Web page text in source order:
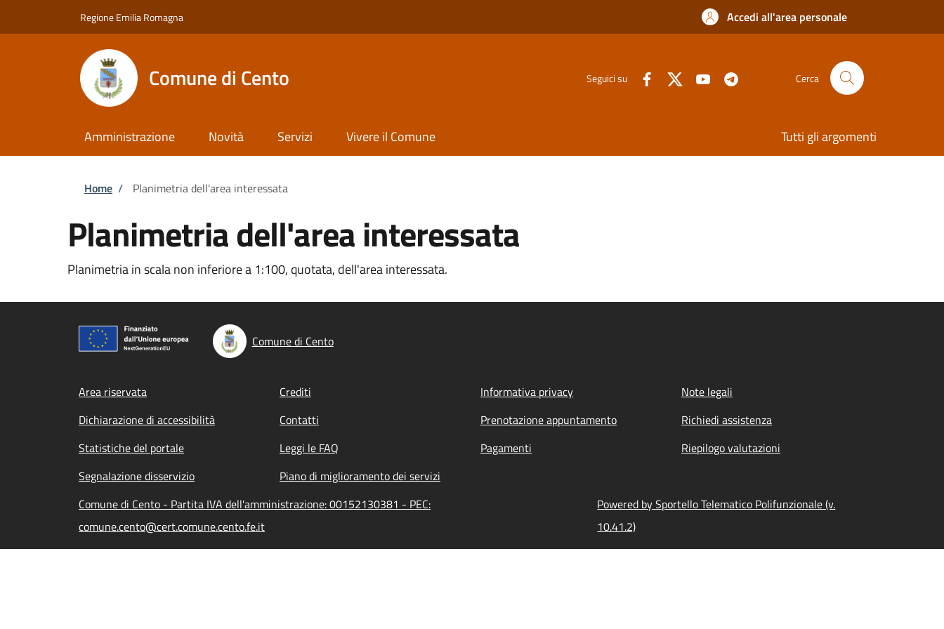
Regione Emilia Romagna Accedi all'area personale
Comune di Cento Seguici su Cerca
Amministrazione Novità Servizi Vivere il Comune Tutti gli argomenti
Briciole di pane
Home / Planimetria dell'area interessata
Planimetria dell'area interessata
Planimetria in scala non inferiore a 1:100, quotata, dell'area interessata.
Comune di Cento
Footer menu
Area riservata Crediti Informativa privacy
Note legali
Dichiarazione di accessibilità
Contatti Prenotazione appuntamento
Richiedi assistenza
Statistiche del portale
Leggi le FAQ Pagamenti
Riepilogo valutazioni
Segnalazione disservizio
Piano di miglioramento dei servizi
Comune di Cento - Partita IVA dell'amministrazione: 00152130381 - PEC:
comune.cento@cert.comune.cento.fe.it
Powered by Sportello Telematico Polifunzionale (v.
10.41.2)